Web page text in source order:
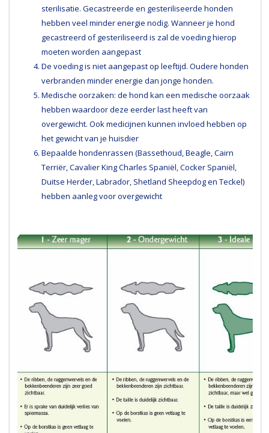
sterilisatie. Gecastreerde en gesteriliseerde honden
hebben veel minder energie nodig. Wanneer je hond
gecastreerd of gesteriliseerd is zal de voeding hierop
moeten worden aangepast
De voeding is niet aangepast op leeftijd. Oudere honden
verbranden minder energie dan jonge honden.
Medische oorzaken: de hond kan een medische oorzaak
hebben waardoor deze eerder last heeft van
overgewicht. Ook medicijnen kunnen invloed hebben op
het gewicht van je huisdier
Bepaalde hondenrassen (Bassethoud, Beagle, Cairn
Terriër, Cavalier King Charles Spaniël, Cocker Spaniël,
Duitse Herder, Labrador, Shetland Sheepdog en Teckel)
hebben aanleg voor overgewicht